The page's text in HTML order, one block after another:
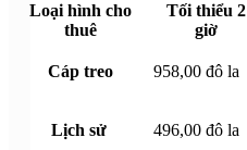
Loại hình cho
thuê
Tối thiểu 2
giờ
Cáp treo 958,00 đô la
Lịch sử 496,00 đô la